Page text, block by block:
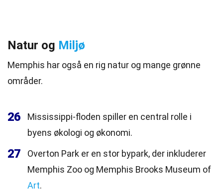
Natur og Miljø
Memphis har også en rig natur og mange grønne
områder.
26
Mississippi-floden spiller en central rolle i
byens økologi og økonomi.
27
Overton Park er en stor bypark, der inkluderer
Memphis Zoo og Memphis Brooks Museum of
Art.